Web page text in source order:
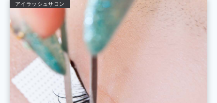
アイラッシュサロン